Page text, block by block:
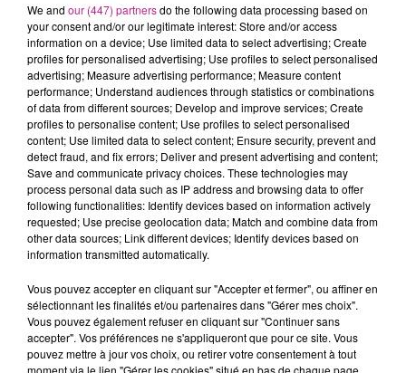
Retrouvez les meilleurs moments du 7-10 Alsace avecM2
Color, votre façadier dans le Haut-Rhin.
TITRES DIFFUSÉS
13h53
13h53 13h50
13h50 13h41
13h41
We and our (447) partnersdo the following data processing based on
your consent and/or our legitimate interest: Store and/or access
information on a device; Use limited data to select advertising; Create
profiles for personalised advertising; Use profiles to select personalised
advertising; Measure advertising performance; Measure content
performance; Understand audiences through statistics or combinations
of data from different sources; Develop and improve services; Create
profiles to personalise content; Use profiles to select personalised
content; Use limited data to select content; Ensure security, prevent and
detect fraud, and fix errors; Deliver and present advertising and content;
Save and communicate privacy choices. These technologies may
process personal data such as IP address and browsing data to offer
following functionalities: Identify devices based on information actively
requested; Use precise geolocation data; Match and combine data from
other data sources; Link different devices; Identify devices based on
information transmitted automatically.
Vous pouvez accepter en cliquant sur "Accepter et fermer", ou affiner en
sélectionnant les finalités et/ou partenaires dans "Gérer mes choix".
Vous pouvez également refuser en cliquant sur "Continuer sans
accepter". Vos préférences ne s'appliqueront que pour ce site. Vous
pouvez mettre à jour vos choix, ou retirer votre consentement à tout
moment via le lien "Gérer les cookies" situé en bas de chaque page.